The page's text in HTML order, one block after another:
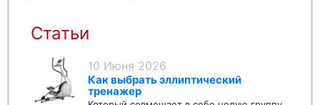
Статьи
10 Июня 2026
Как выбрать эллиптический
тренажер